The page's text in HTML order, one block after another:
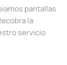
pantallas
la
servicio